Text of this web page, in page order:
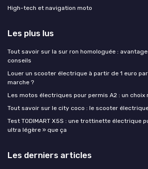
High-tech et navigation moto
Les plus lus
Tout savoir sur la sur ron homologuée :
conseils
Louer un scooter électrique à partir de 1 euro
marche ?
Les motos électriques pour permis A2 : un
Tout savoir sur le city coco : le scooter
Test TODIMART X5S : une trottinette électrique
ultra légère » que ça
Les derniers articles